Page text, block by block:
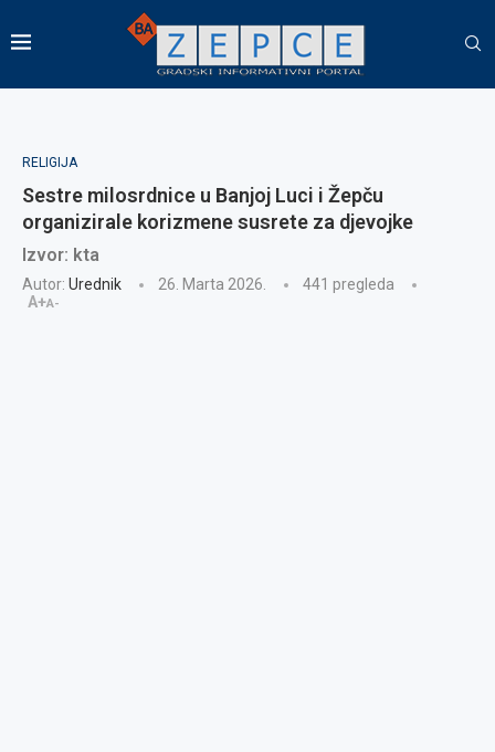
RELIGIJA
Sestre milosrdnice u Banjoj Luci i Žepču
organizirale korizmene susrete za djevojke
Izvor: kta
Autor: Urednik 26. Marta 2026. 441 pregleda
A+A-